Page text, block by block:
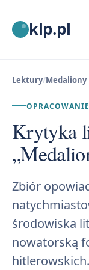
klp.pl
Lektury/Medaliony
OPRACOWANIE
Krytyka
Zbiór
środowiska
nowatorską